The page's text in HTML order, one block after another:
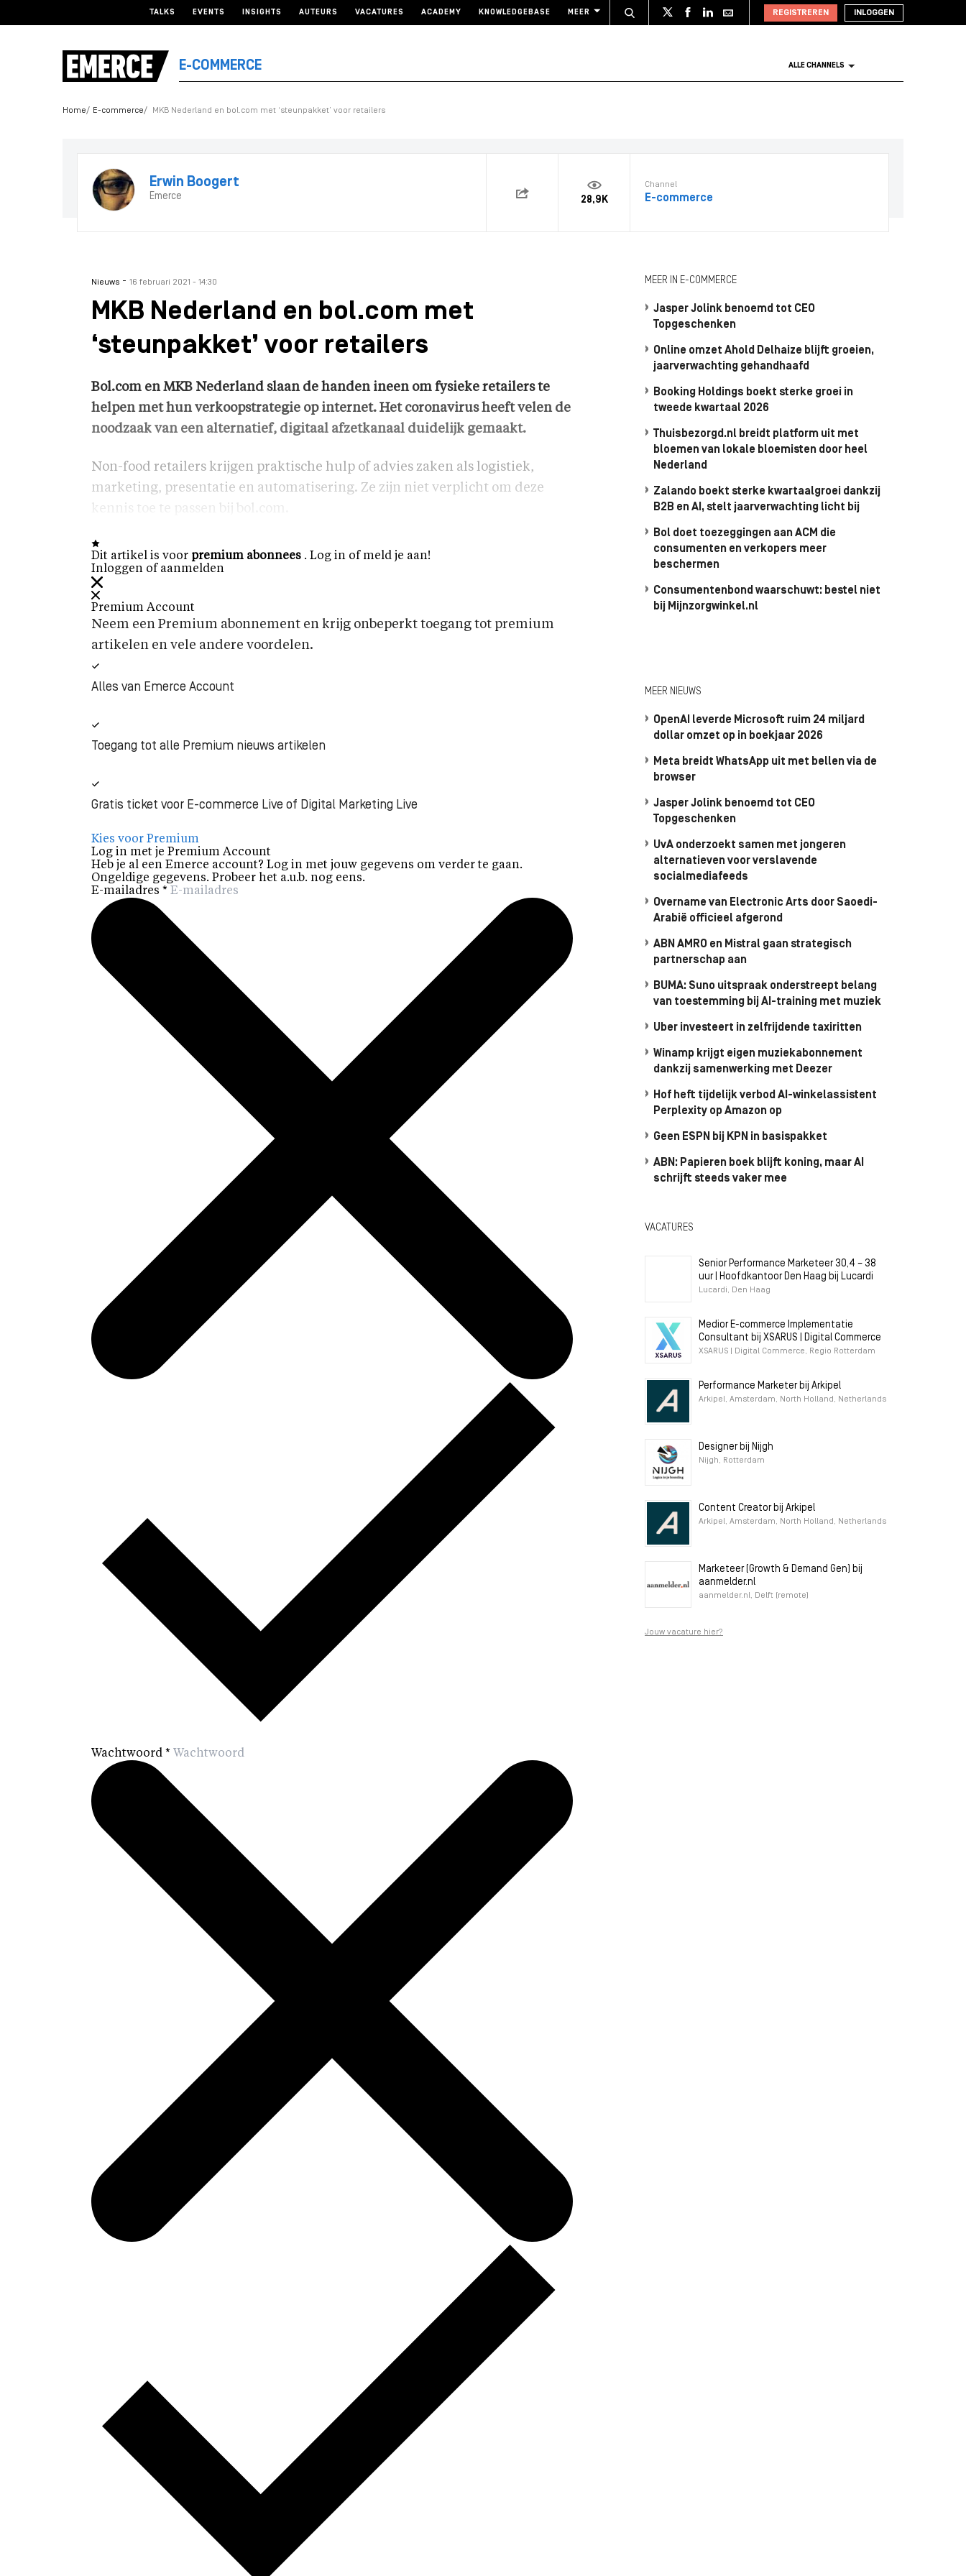
TALKS EVENTS INSIGHTS AUTEURS VACATURES ACADEMY KNOWLEDGEBASE MEER REGISTREREN INLOGGEN
E-COMMERCE ALLE CHANNELS
Home E-commerce MKB Nederland en bol.com met ‘steunpakket’ voor retailers
Erwin Boogert
Emerce 28,9K
Channel
E-commerce
Nieuws - 16 februari 2021 - 14:30
MKB Nederland en bol.com met
‘steunpakket’ voor retailers
Bol.com en MKB Nederland slaan de handen ineen om fysieke retailers te
helpen met hun verkoopstrategie op internet. Het coronavirus heeft velen de
noodzaak van een alternatief, digitaal afzetkanaal duidelijk gemaakt.
Non-food retailers krijgen praktische hulp of advies zaken als logistiek,
marketing, presentatie en automatisering. Ze zijn niet verplicht om deze
kennis toe te passen bij bol.com.
Dit artikel is voor premium abonnees . Log in of meld je aan!
Inloggen of aanmelden
Premium Account
Neem een Premium abonnement en krijg onbeperkt toegang tot premium
artikelen en vele andere voordelen.
Alles van Emerce Account
Toegang tot alle Premium nieuws artikelen
Gratis ticket voor E-commerce Live of Digital Marketing Live
Kies voor Premium
Log in met je Premium Account
Heb je al een Emerce account? Log in met jouw gegevens om verder te gaan.
Ongeldige gegevens. Probeer het a.u.b. nog eens.
E-mailadres *
Wachtwoord *
MEER IN E-COMMERCE
Jasper Jolink benoemd tot CEO
Topgeschenken
Online omzet Ahold Delhaize blijft groeien,
jaarverwachting gehandhaafd
Booking Holdings boekt sterke groei in
tweede kwartaal 2026
Thuisbezorgd.nl breidt platform uit met
bloemen van lokale bloemisten door heel
Nederland
Zalando boekt sterke kwartaalgroei dankzij
B2B en AI, stelt jaarverwachting licht bij
Bol doet toezeggingen aan ACM die
consumenten en verkopers meer
beschermen
Consumentenbond waarschuwt: bestel niet
bij Mijnzorgwinkel.nl
MEER NIEUWS
OpenAI leverde Microsoft ruim 24 miljard
dollar omzet op in boekjaar 2026
Meta breidt WhatsApp uit met bellen via de
browser
Jasper Jolink benoemd tot CEO
Topgeschenken
UvA onderzoekt samen met jongeren
alternatieven voor verslavende
socialmediafeeds
Overname van Electronic Arts door Saoedi-
Arabië officieel afgerond
ABN AMRO en Mistral gaan strategisch
partnerschap aan
BUMA: Suno uitspraak onderstreept belang
van toestemming bij AI-training met muziek
Uber investeert in zelfrijdende taxiritten
Winamp krijgt eigen muziekabonnement
dankzij samenwerking met Deezer
Hof heft tijdelijk verbod AI-winkelassistent
Perplexity op Amazon op
Geen ESPN bij KPN in basispakket
ABN: Papieren boek blijft koning, maar AI
schrijft steeds vaker mee
VACATURES
Senior Performance Marketeer 30,4 – 38
uur | Hoofdkantoor Den Haag bij Lucardi
Lucardi, Den Haag
Medior E-commerce Implementatie
Consultant bij XSARUS | Digital Commerce
XSARUS | Digital Commerce, Regio Rotterdam
Performance Marketer bij Arkipel
Arkipel, Amsterdam, North Holland, Netherlands
Designer bij Nijgh
Nijgh, Rotterdam
Content Creator bij Arkipel
Arkipel, Amsterdam, North Holland, Netherlands
Marketeer (Growth & Demand Gen) bij
aanmelder.nl
aanmelder.nl, Delft (remote)
Jouw vacature hier?